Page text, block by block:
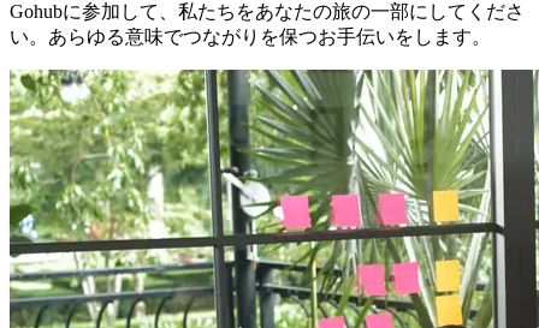
Gohubに参加して、私たちをあなたの旅の一部にしてくださ
い。あらゆる意味でつながりを保つお手伝いをします。